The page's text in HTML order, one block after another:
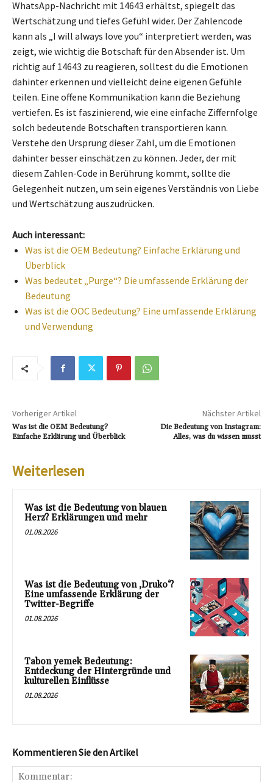
WhatsApp-Nachricht mit 14643 erhältst, spiegelt das
Wertschätzung und tiefes Gefühl wider. Der Zahlencode
kann als „I will always love you“ interpretiert werden, was
zeigt, wie wichtig die Botschaft für den Absender ist. Um
richtig auf 14643 zu reagieren, solltest du die Emotionen
dahinter erkennen und vielleicht deine eigenen Gefühle
teilen. Eine offene Kommunikation kann die Beziehung
vertiefen. Es ist faszinierend, wie eine einfache Ziffernfolge
solch bedeutende Botschaften transportieren kann.
Verstehe den Ursprung dieser Zahl, um die Emotionen
dahinter besser einschätzen zu können. Jeder, der mit
diesem Zahlen-Code in Berührung kommt, sollte die
Gelegenheit nutzen, um sein eigenes Verständnis von Liebe
und Wertschätzung auszudrücken.
Auch interessant:
Was ist die OEM Bedeutung? Einfache Erklärung und
Überblick
Was bedeutet „Purge“? Die umfassende Erklärung der
Bedeutung
Was ist die OOC Bedeutung? Eine umfassende Erklärung
und Verwendung
Vorheriger Artikel
Was ist die OEM Bedeutung?
Einfache Erklärung und Überblick
Nächster Artikel
Die Bedeutung von Instagram:
Alles, was du wissen musst
Weiterlesen
Was ist die Bedeutung von blauen
Herz? Erklärungen und mehr
01.08.2026
Was ist die Bedeutung von ‚Druko‘?
Eine umfassende Erklärung der
Twitter-Begriffe
01.08.2026
Tabon yemek Bedeutung:
Entdeckung der Hintergründe und
kulturellen Einflüsse
01.08.2026
Kommentieren Sie den Artikel